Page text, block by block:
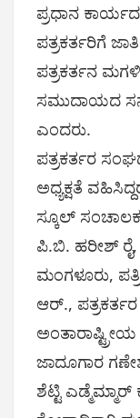
ಪ್ರಧಾನ
ಪತ್ರಕರ್ತರಿಗೆ
ಪತ್ರಕರ್ತನ
ಸಮುದಾಯದ
ಎಂದರು.
ಪತ್ರಕರ್ತರ
ಅಧ್ಯಕ್ಷತೆ
ಸ್ಕೂಲ್
ಪಿ.ಬಿ. ಹರೀಶ್ ರೈ,
ಮಂಗಳೂರು,
ಆರ್., ಪತ್ರಕರ್ತರ
ಅಂತಾರಾಷ್ಟ್ರೀಯ
ಜಾದೂಗಾರ
ಶೆಟ್ಟಿ